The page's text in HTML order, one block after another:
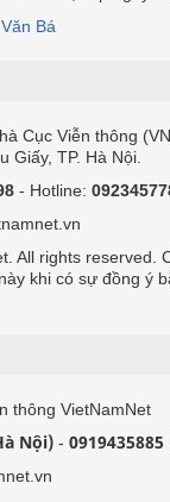
Bá
Cục Viễn thông
Giấy, TP. Hà Nội.
- Hotline:
All rights reserved.
khi có sự đồng ý
thông VietNamNet
Nội) - 0919435885